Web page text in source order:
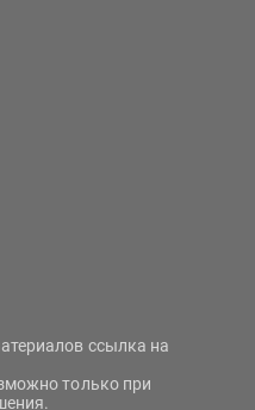
ссылка на
только при